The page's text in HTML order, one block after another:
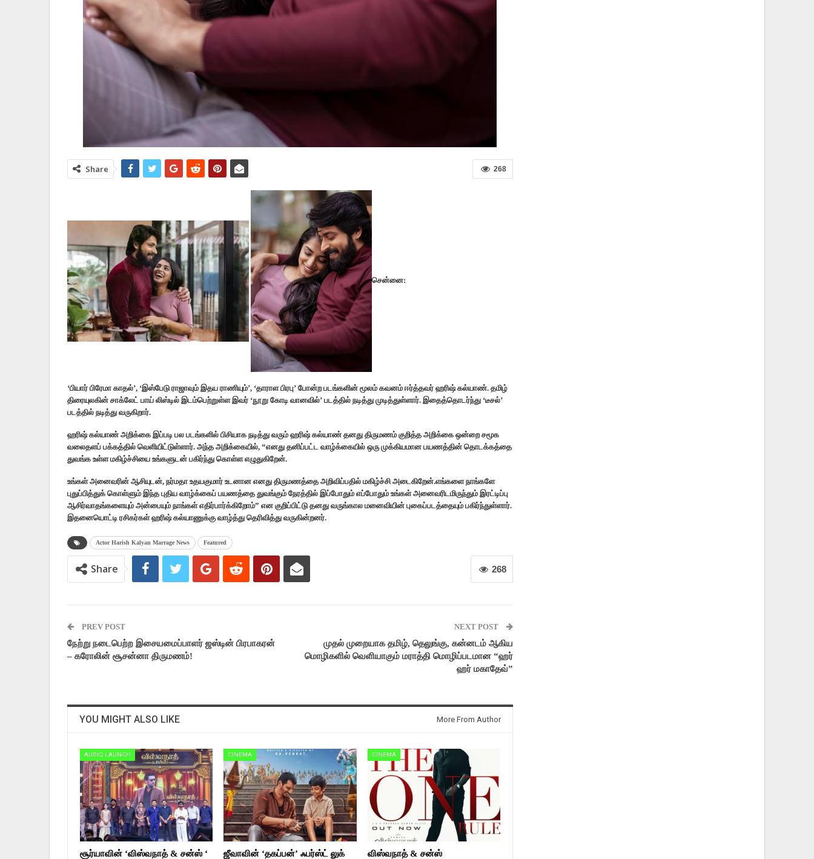
268
Share
சென்னை:
‘பியார் பிரேமா காதல்’, ‘இஸ்பேடு ராஜாவும் இதய ராணியும்’, ‘தாராள பிரபு’ போன்ற படங்களின் மூலம் கவனம் ஈர்த்தவர் ஹரிஷ் கல்யாண். தமிழ்
திரையுலகின் சாக்லேட் பாய் லிஸ்டில் இடம்பெற்றுள்ள இவர் ‘நூறு கோடி வானவில்’ படத்தில் நடித்து முடித்துள்ளார். இதைத்தொடர்ந்து ‘டீசல்’
படத்தில் நடித்து வருகிறார்.
ஹரிஷ் கல்யாண் அறிக்கை இப்படி பல படங்களில் பிசியாக நடித்து வரும் ஹரிஷ் கல்யாண் தனது திருமணம் குறித்த அறிக்கை ஒன்றை சமூக
வலைதளப் பக்கத்தில் வெளியிட்டுள்ளார். அந்த அறிக்கையில், “எனது தனிப்பட்ட வாழ்க்கையில் ஒரு முக்கியமான பயணத்தின் தொடக்கத்தை
துவங்க உள்ள மகிழ்ச்சியை உங்களுடன் பகிர்ந்து கொள்ள எழுதுகிறேன்.
உங்கள் அனைவரின் ஆசியுடன், நர்மதா உதயகுமார் உடனான எனது திருமணத்தை அறிவிப்பதில் மகிழ்ச்சி அடைகிறேன்.எங்களை நாங்களே
புதுப்பித்துக் கொள்ளும் இந்த புதிய வாழ்க்கைப் பயணத்தை துவங்கும் நேரத்தில் இப்போதும் எப்போதும் உங்கள் அனைவரிடமிருந்தும் இரட்டிப்பு
ஆசிர்வாதங்களையும் அன்பையும் நாங்கள் எதிர்பார்க்கிறோம்” என குறிப்பிட்டு தனது வருங்கால மனைவியின் புகைப்படத்தையும் பகிர்ந்துள்ளார்.
இதனையொட்டி ரசிகர்கள் ஹரிஷ் கல்யாணுக்கு வாழ்த்து தெரிவித்து வருகின்றனர்.
Actor Harish Kalyan Marrage News Featured
268
Share
PREV POST
நேற்று நடைபெற்ற இசையமைப்பாளர் ஜஸ்டின் பிரபாகரன்
– கரோலின் சூசன்னா திருமணம்!
NEXT POST
முதல் முறையாக தமிழ், தெலுங்கு, கன்னடம் ஆகிய
மொழிகளில் வெளியாகும் மராத்தி மொழிப்படமான “ஹர்
ஹர் மகாதேவ்”
YOU MIGHT ALSO LIKE More From Author
AUDIO LAUNCH
சூர்யாவின் ‘விஸ்வநாத் & சன்ஸ் ‘
CINEMA
ஜீவாவின் ‘தகப்பன்’ ஃபர்ஸ்ட் லுக்
CINEMA
விஸ்வநாத் & சன்ஸ்